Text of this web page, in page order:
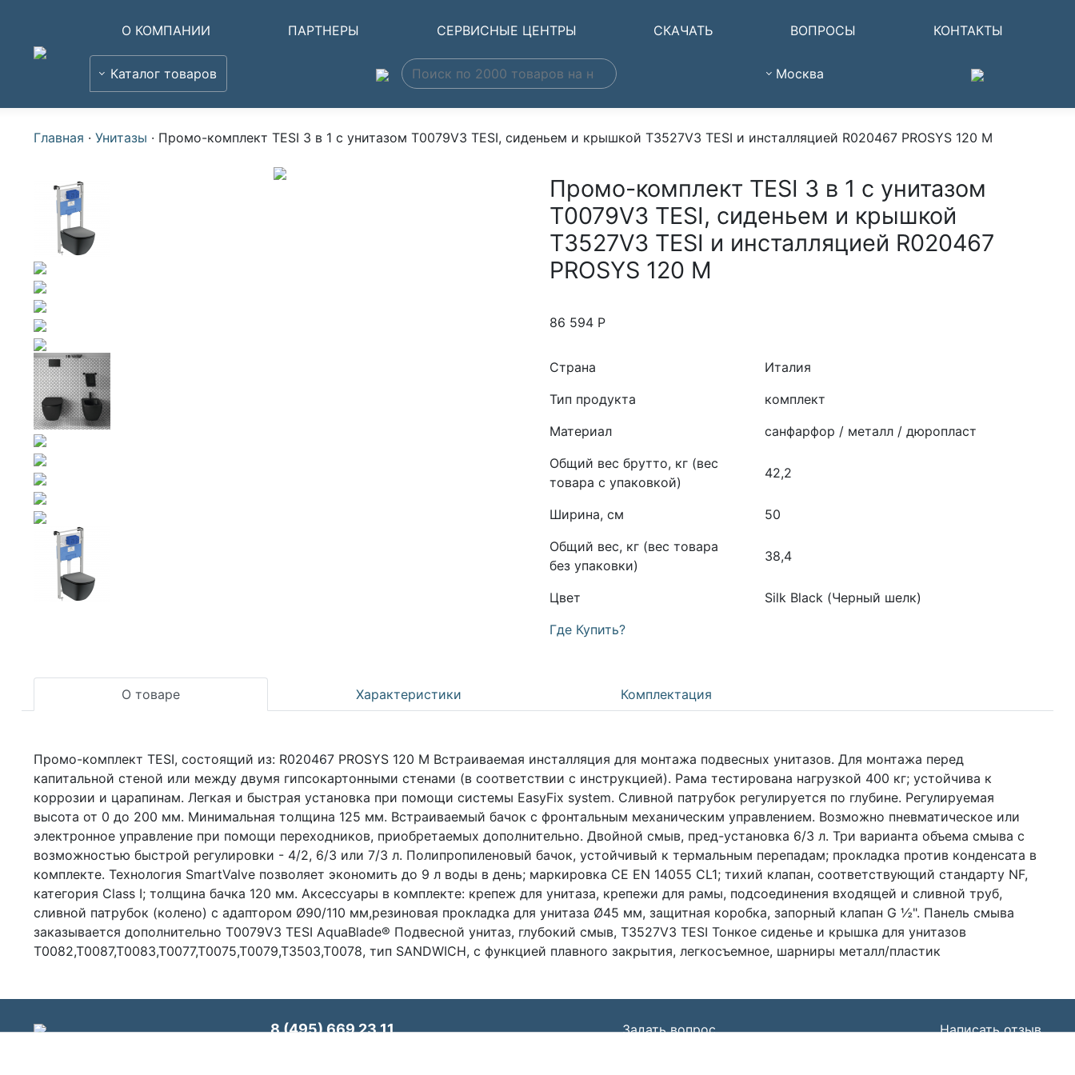
О КОМПАНИИ ПАРТНЕРЫ СЕРВИСНЫЕ ЦЕНТРЫ СКАЧАТЬ ВОПРОСЫ КОНТАКТЫ
Каталог товаров Москва
Главная · Унитазы · Промо-комплект TESI 3 в 1 с унитазом T0079V3 TESI, сиденьем и крышкой T3527V3 TESI и инсталляцией R020467 PROSYS 120 M
Промо-комплект TESI 3 в 1 с унитазом
T0079V3 TESI, сиденьем и крышкой
T3527V3 TESI и инсталляцией R020467
PROSYS 120 M
86 594 Р
Страна
Италия
Тип продукта
комплект
Материал
санфарфор / металл / дюропласт
Общий вес брутто, кг (вес
товара с упаковкой)
42,2
Ширина, см
50
Общий вес, кг (вес товара
без упаковки)
38,4
Цвет
Silk Black (Черный шелк)
Где Купить?
О товаре Характеристики Комплектация
Промо-комплект TESI, состоящий из: R020467 PROSYS 120 M Встраиваемая инсталляция для монтажа подвесных унитазов. Для монтажа перед
капитальной стеной или между двумя гипсокартонными стенами (в соответствии с инструкцией). Рама тестирована нагрузкой 400 кг; устойчива к
коррозии и царапинам. Легкая и быстрая установка при помощи системы EasyFix system. Сливной патрубок регулируется по глубине. Регулируемая
высота от 0 до 200 мм. Минимальная толщина 125 мм. Встраиваемый бачок с фронтальным механическим управлением. Возможно пневматическое или
электронное управление при помощи переходников, приобретаемых дополнительно. Двойной смыв, пред-установка 6/3 л. Три варианта объема смыва с
возможностью быстрой регулировки - 4/2, 6/3 или 7/3 л. Полипропиленовый бачок, устойчивый к термальным перепадам; прокладка против конденсата в
комплекте. Технология SmartValve позволяет экономить до 9 л воды в день; маркировка CE EN 14055 CL1; тихий клапан, соответствующий стандарту NF,
категория Class I; толщина бачка 120 мм. Аксессуары в комплекте: крепеж для унитаза, крепежи для рамы, подсоединения входящей и сливной труб,
сливной патрубок (колено) с адаптором Ø90/110 мм,резиновая прокладка для унитаза Ø45 мм, защитная коробка, запорный клапан G ½". Панель смыва
заказывается дополнительно T0079V3 TESI AquaBlade® Подвесной унитаз, глубокий смыв, T3527V3 TESI Тонкое сиденье и крышка для унитазов
T0082,T0087,T0083,T0077,T0075,T0079,T3503,T0078, тип SANDWICH, с функцией плавного закрытия, легкосъемное, шарниры металл/пластик
8 (495) 669 23 11 Задать вопрос Написать отзыв